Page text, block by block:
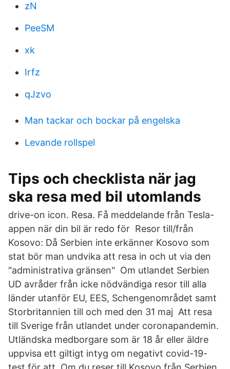
zN
PeeSM
xk
Irfz
qJzvo
Man tackar och bockar på engelska
Levande rollspel
Tips och checklista när jag
ska resa med bil utomlands
drive-on icon. Resa. Få meddelande från Tesla-
appen när din bil är redo för Resor till/från
Kosovo: Då Serbien inte erkänner Kosovo som
stat bör man undvika att resa in och ut via den
"administrativa gränsen" Om utlandet Serbien
UD avråder från icke nödvändiga resor till alla
länder utanför EU, EES, Schengenområdet samt
Storbritannien till och med den 31 maj Att resa
till Sverige från utlandet under coronapandemin.
Utländska medborgare som är 18 år eller äldre
uppvisa ett giltigt intyg om negativt covid-19-